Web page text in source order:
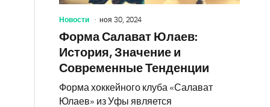
Новости ноя 30, 2024
Форма Салават Юлаев:
История, Значение и
Современные Тенденции
Форма хоккейного клуба «Салават
Юлаев» из Уфы является